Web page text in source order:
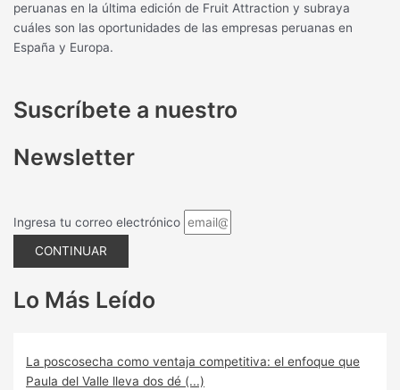
peruanas en la última edición de Fruit Attraction y subraya
cuáles son las oportunidades de las empresas peruanas en
España y Europa.
Suscríbete a nuestro
Newsletter
Ingresa tu correo electrónico
CONTINUAR
Lo Más Leído
La poscosecha como ventaja competitiva: el enfoque que
Paula del Valle lleva dos dé (...)